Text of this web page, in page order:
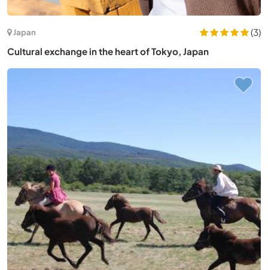
Japan
(3)
Cultural exchange in the heart of Tokyo, Japan